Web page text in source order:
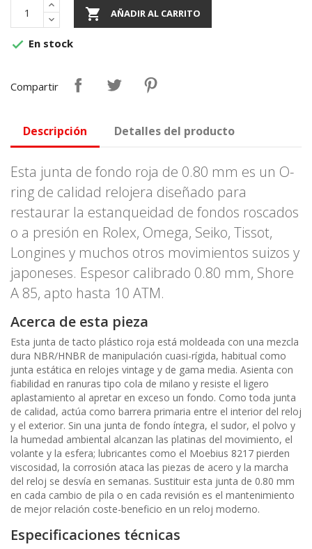
 AÑADIR AL CARRITO
 En stock
Compartir
Descripción Detalles del producto
Esta junta de fondo roja de 0.80 mm es un O-
ring de calidad relojera diseñado para
restaurar la estanqueidad de fondos roscados
o a presión en Rolex, Omega, Seiko, Tissot,
Longines y muchos otros movimientos suizos y
japoneses. Espesor calibrado 0.80 mm, Shore
A 85, apto hasta 10 ATM.
Acerca de esta pieza
Esta junta de tacto plástico roja está moldeada con una mezcla
dura NBR/HNBR de manipulación cuasi-rígida, habitual como
junta estática en relojes vintage y de gama media. Asienta con
fiabilidad en ranuras tipo cola de milano y resiste el ligero
aplastamiento al apretar en exceso un fondo. Como toda junta
de calidad, actúa como barrera primaria entre el interior del reloj
y el exterior. Sin una junta de fondo íntegra, el sudor, el polvo y
la humedad ambiental alcanzan las platinas del movimiento, el
volante y la esfera; lubricantes como el Moebius 8217 pierden
viscosidad, la corrosión ataca las piezas de acero y la marcha
del reloj se desvía en semanas. Sustituir esta junta de 0.80 mm
en cada cambio de pila o en cada revisión es el mantenimiento
de mejor relación coste-beneficio en un reloj moderno.
Especificaciones técnicas